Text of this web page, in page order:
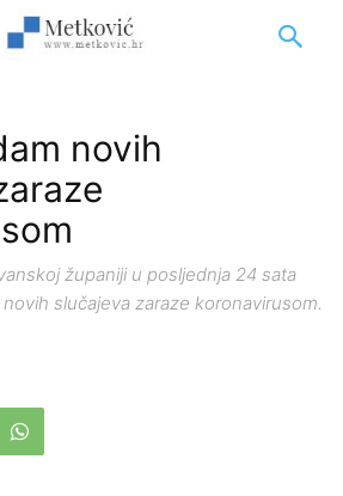
novih
županiji u posljednja 24 sata
slučajeva zaraze koronavirusom.